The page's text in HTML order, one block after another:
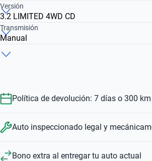
2014
$ 21.820.000
Versión
3.2 LIMITED 4WD CD
Transmisión
Manual
Política de devolución: 7 días o 300 km
Auto inspeccionado legal y
Bono extra al entregar tu auto actual